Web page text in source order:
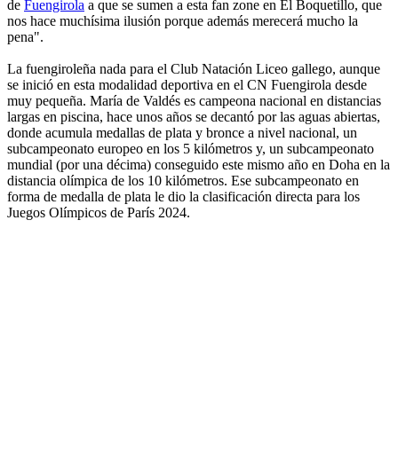
de Fuengirola a que se sumen a esta fan zone en El Boquetillo, que
nos hace muchísima ilusión porque además merecerá mucho la
pena".
La fuengiroleña nada para el Club Natación Liceo gallego, aunque
se inició en esta modalidad deportiva en el CN Fuengirola desde
muy pequeña. María de Valdés es campeona nacional en distancias
largas en piscina, hace unos años se decantó por las aguas abiertas,
donde acumula medallas de plata y bronce a nivel nacional, un
subcampeonato europeo en los 5 kilómetros y, un subcampeonato
mundial (por una décima) conseguido este mismo año en Doha en la
distancia olímpica de los 10 kilómetros. Ese subcampeonato en
forma de medalla de plata le dio la clasificación directa para los
Juegos Olímpicos de París 2024.